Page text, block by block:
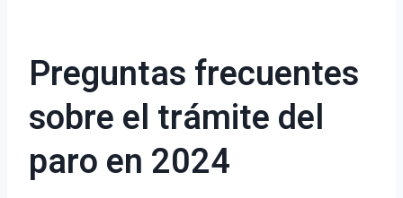
Preguntas frecuentes
sobre el trámite del
paro en 2024